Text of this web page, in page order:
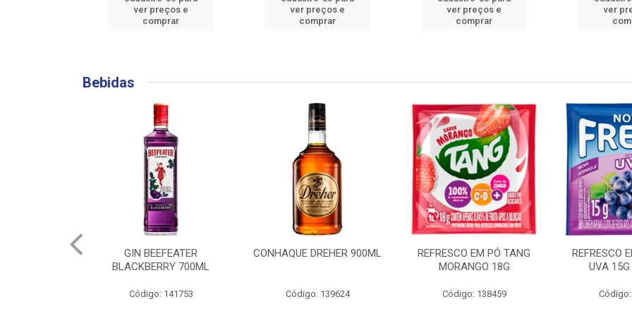
ver preços e
comprar
ver preços e
comprar
ver preços e
comprar
ver
Bebidas
CONHAQUE DREHER 900ML
Código: 139624
REFRESCO EM PÓ TANG
Código: 138459
REFRESCO EM PÓ FRESH
UVA 15G (FAZ 2L)
Código: 138417
ENGOV